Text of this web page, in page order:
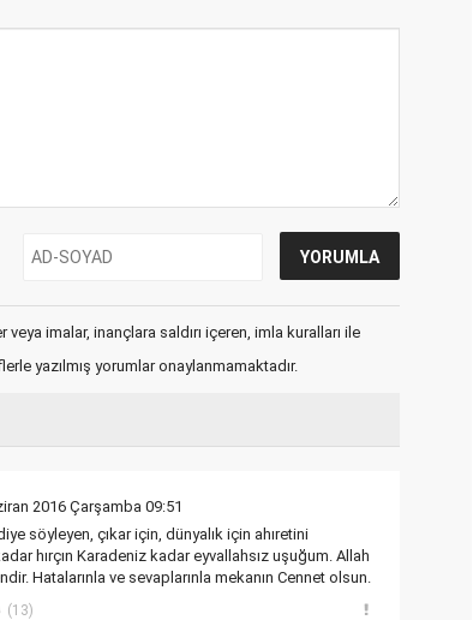
imalar, inançlara saldırı içeren, imla kuralları ile
yazılmış yorumlar onaylanmamaktadır.
2016 Çarşamba 09:51
söyleyen, çıkar için, dünyalık için ahıretini
hırçın Karadeniz kadar eyvallahsız uşuğum. Allah
Hatalarınla ve sevaplarınla mekanın Cennet olsun.
(13)